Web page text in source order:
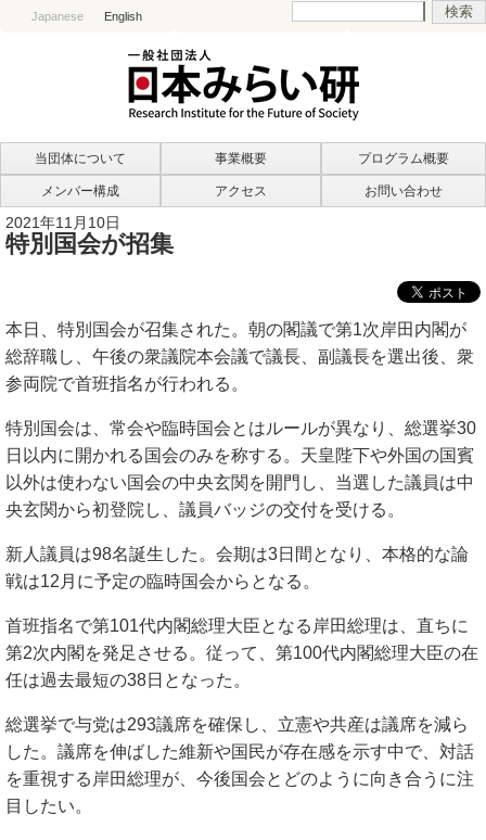
Japanese English
当団体について 事業概要 プログラム概要
メンバー構成 アクセス お問い合わせ
2021年11月10日
特別国会が招集
本日、特別国会が召集された。朝の閣議で第1次岸田内閣が
総辞職し、午後の衆議院本会議で議長、副議長を選出後、衆
参両院で首班指名が行われる。
特別国会は、常会や臨時国会とはルールが異なり、総選挙30
日以内に開かれる国会のみを称する。天皇陛下や外国の国賓
以外は使わない国会の中央玄関を開門し、当選した議員は中
央玄関から初登院し、議員バッジの交付を受ける。
新人議員は98名誕生した。会期は3日間となり、本格的な論
戦は12月に予定の臨時国会からとなる。
首班指名で第101代内閣総理大臣となる岸田総理は、直ちに
第2次内閣を発足させる。従って、第100代内閣総理大臣の在
任は過去最短の38日となった。
総選挙で与党は293議席を確保し、立憲や共産は議席を減ら
した。議席を伸ばした維新や国民が存在感を示す中で、対話
を重視する岸田総理が、今後国会とどのように向き合うに注
目したい。